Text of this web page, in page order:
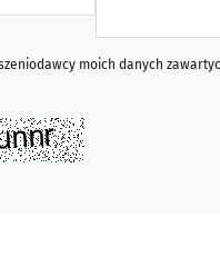
moich danych